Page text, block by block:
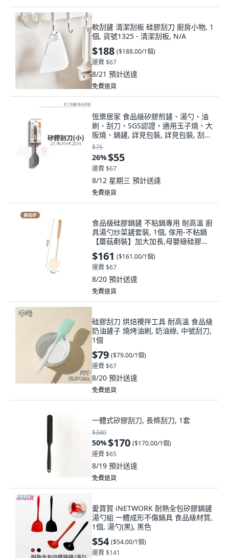
軟刮鏟 清潔刮板 硅膠刮刀 廚房小物, 1
個, 貨號1325 - 清潔刮板, N/A
$188 ($188.00/1個)
運費 $67
8/21 預計送達
免費退貨
恆樂居家 食品級矽膠煎鏟、湯勺、油
刷、刮刀，SGS認證，適用玉子燒、大
阪燒、鍋鏟, 詳見包裝, 詳見包裝, 刮刀
(小)
$75
26%$55
運費 $67
8/12 星期三 預計送達
免費退貨
食品級硅膠鍋鏟 不粘鍋專用 耐高溫 廚
具湯勺炒菜鏟套裝, 1個, 傢用-不粘鍋
【蘑菇剷裝】加大加長,母嬰級硅膠
【食品級】耐高溫無異味
$161 ($161.00/1個)
運費 $67
8/20 預計送達
免費退貨
硅膠刮刀 烘焙攪拌工具 耐高溫 食品級
奶油鏟子 燒烤油刷, 奶油綠, 中號刮刀,
1個
$79 ($79.00/1個)
運費 $67
8/20 預計送達
免費退貨
一體式矽膠刮刀, 長條刮刀, 1套
$340
50%$170 ($170.00/1個)
運費 $65
8/19 預計送達
免費退貨
愛買賀 iNETWORK 耐熱全包矽膠鍋鏟
湯勺組 一體成形不傷鍋具 食品級材質,
1個, 湯勺(黑), 黑色
$54 ($54.00/1個)
運費 $141